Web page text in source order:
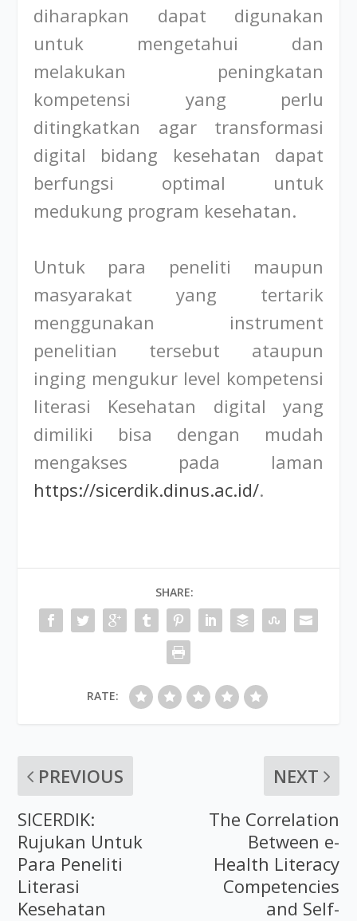
diharapkan dapat digunakan
untuk mengetahui dan
melakukan peningkatan
kompetensi yang perlu
ditingkatkan agar transformasi
digital bidang kesehatan dapat
berfungsi optimal untuk
medukung program kesehatan.
Untuk para peneliti maupun
masyarakat yang tertarik
menggunakan instrument
penelitian tersebut ataupun
inging mengukur level kompetensi
literasi Kesehatan digital yang
dimiliki bisa dengan mudah
mengakses pada laman
https://sicerdik.dinus.ac.id/.
SHARE:
RATE:
PREVIOUS
SICERDIK:
Rujukan Untuk
Para Peneliti
Literasi
Kesehatan
NEXT
The Correlation
Between e-
Health Literacy
Competencies
and Self-